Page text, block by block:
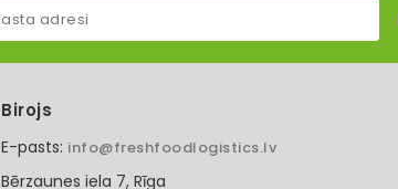
Birojs
E-pasts: info@freshfoodlogistics.lv
Bērzaunes iela 7, Rīga